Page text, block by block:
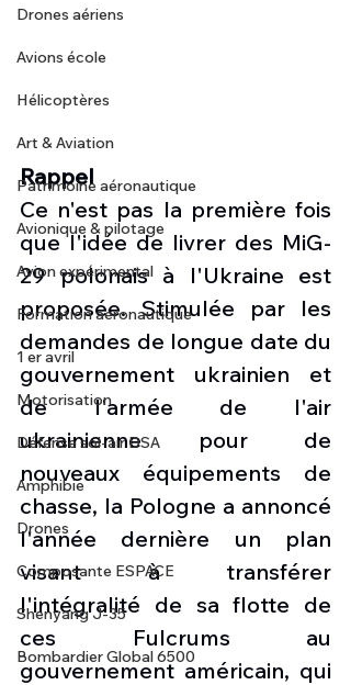
Drones aériens
Avions école
Hélicoptères
Art & Aviation
Patrimoine aéronautique
Avionique & pilotage
Avion expérimental
Formation aéronautique
1 er avril
Motorisation
Défense sol-air DSA
Amphibie
Drones
Composante ESPACE
Shenyang J-35
Bombardier Global 6500
Rappel
Ce n'est pas la première fois
que l'idée de livrer des MiG-
29 polonais à l'Ukraine est
proposée. Stimulée par les
demandes de longue date du
gouvernement ukrainien et
de l'armée de l'air
ukrainienne pour de
nouveaux équipements de
chasse, la Pologne a annoncé
l'année dernière un plan
visant à transférer
l'intégralité de sa flotte de
ces Fulcrums au
gouvernement américain, qui